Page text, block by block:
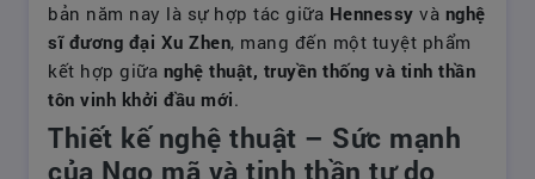
bản năm nay là sự hợp tác giữa Hennessy và nghệ
sĩ đương đại Xu Zhen, mang đến một tuyệt phẩm
kết hợp giữa nghệ thuật, truyền thống và tinh thần
tôn vinh khởi đầu mới.
Thiết kế nghệ thuật – Sức mạnh
của Ngọ mã và tinh thần tự do